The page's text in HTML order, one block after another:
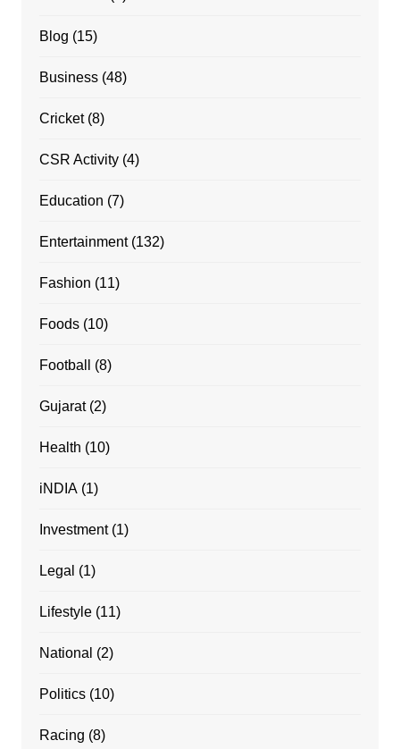
Blog (15)
Business(48)
Cricket(8)
CSR Activity(4)
Education (7)
Entertainment(132)
Fashion (11)
Foods(10)
Football (8)
Gujarat(2)
Health (10)
iNDIA(1)
Investment(1)
Legal (1)
Lifestyle(11)
National (2)
Politics(10)
Racing (8)